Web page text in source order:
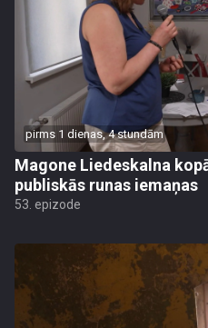
pirms 1 dienas, 4 stundām
Magone Liedeskalna
publiskās runas iemaņas
53. epizode